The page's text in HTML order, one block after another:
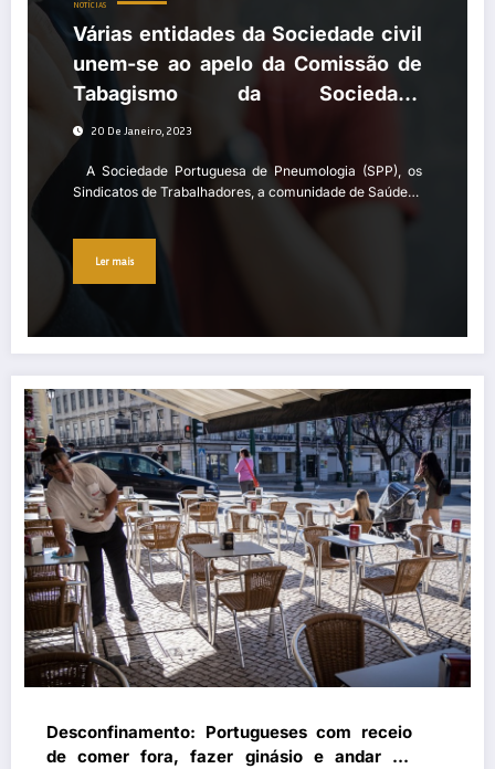
NOTÍCIAS
Várias entidades da Sociedade civil
unem-se ao apelo da Comissão de
Tabagismo da Sociedade
Portuguesa de Pneumologia para a
face aos riscos da exposição ao
20 De Janeiro, 2023
A Sociedade Portuguesa de Pneumologia (SPP), os
Sindicatos de Trabalhadores, a comunidade de Saúde…
Ler mais
Desconfinamento: Portugueses com receio
de comer fora, fazer ginásio e andar de